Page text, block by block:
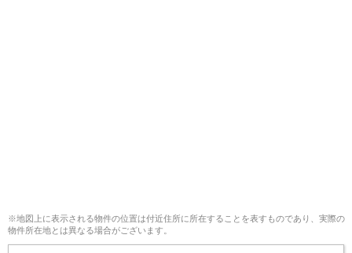
※地図上に表示される物件の位置は付近住所に所在することを表すものであり、実際の
物件所在地とは異なる場合がございます。